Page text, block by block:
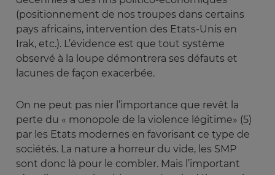
(positionnement de nos troupes dans certains
pays africains, intervention des Etats-Unis en
Irak, etc.). L’évidence est que tout système
observé à la loupe démontrera ses défauts et
lacunes de façon exacerbée.
On ne peut pas nier l’importance que revêt la
perte du « monopole de la violence légitime» (5)
par les Etats modernes en favorisant ce type de
sociétés. La nature a horreur du vide, les SMP
sont donc là pour le combler. Mais l’important